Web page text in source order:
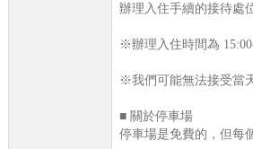
辦理入住手續的接待處
※辦理入住時間為
※我們可能無法接受當
■ 關於停車場
停車場是免費的，但每